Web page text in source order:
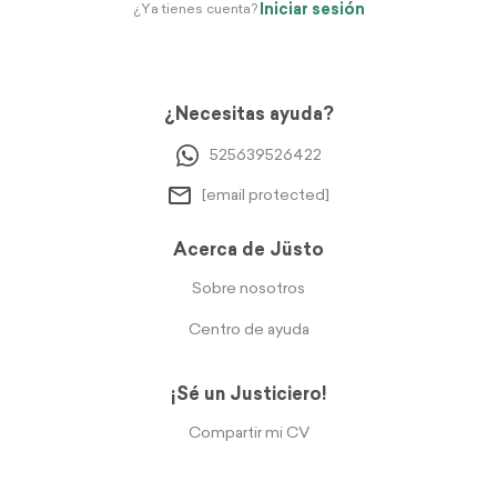
¿Ya tienes cuenta? Iniciar sesión
¿Necesitas ayuda?
525639526422
[email protected]
Acerca de Jüsto
Sobre nosotros
Centro de ayuda
¡Sé un Justiciero!
Compartir mi CV